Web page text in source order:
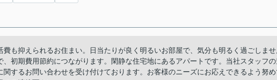
費も抑えられるお住まい。日当たりが良く明るいお部屋で、気分も明るく過ごしま
、初期費用節約につながります。閑静な住宅地にあるアパートです。当社スタッフ
関するお問い合わせを受け付けております。お客様のニーズにお応えできるよう努